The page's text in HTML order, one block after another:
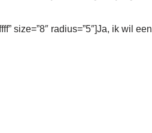
size=”8″ radius=”5″]Ja, ik wil